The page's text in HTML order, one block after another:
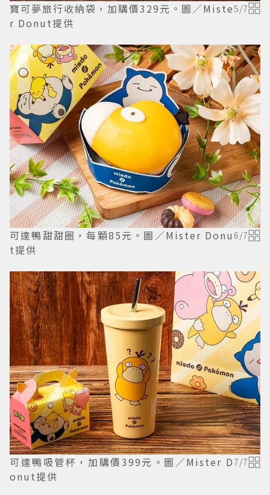
寶可夢旅行收納袋，加購價329元。圖／Miste
r Donut提供
5/7
可達鴨甜甜圈，每顆85元。圖／Mister Donu
t提供
6/7
可達鴨吸管杯，加購價399元。圖／Mister D
onut提供
7/7